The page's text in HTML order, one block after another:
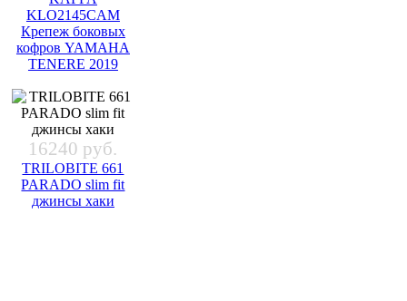
KLO2145CAM
Крепеж боковых
кофров YAMAHA
TENERE 2019
16240 руб.
TRILOBITE 661
PARADO slim fit
джинсы хаки